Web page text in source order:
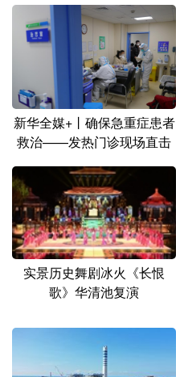
新疆 内蒙古
多语种频道
English Español
Deutsch Português
新华全媒+丨确保急重症患者
救治——发热门诊现场直击
实景历史舞剧冰火《长恨
歌》华清池复演